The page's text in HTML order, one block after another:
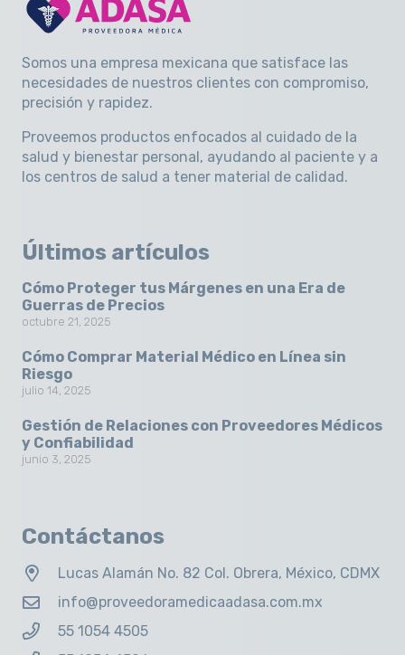
Somos una empresa mexicana que satisface las
necesidades de nuestros clientes con compromiso,
precisión y rapidez.
Proveemos productos enfocados al cuidado de la
salud y bienestar personal, ayudando al paciente y a
los centros de salud a tener material de calidad.
Últimos artículos
Cómo Proteger tus Márgenes en una Era de
Guerras de Precios
octubre 21, 2025
Cómo Comprar Material Médico en Línea sin
Riesgo
julio 14, 2025
Gestión de Relaciones con Proveedores Médicos
y Confiabilidad
junio 3, 2025
Contáctanos
Lucas Alamán No. 82 Col. Obrera, México, CDMX
info@proveedoramedicaadasa.com.mx
55 1054 4505